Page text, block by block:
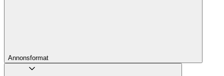
Annons­format